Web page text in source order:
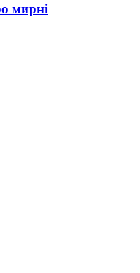
мирні